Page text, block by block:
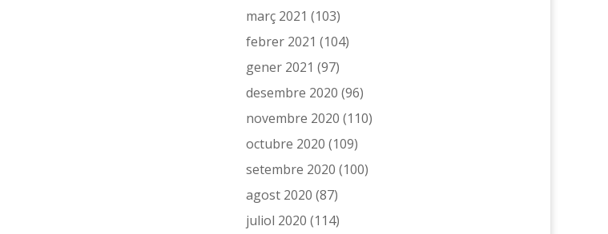
març 2021 (103)
febrer 2021 (104)
gener 2021 (97)
desembre 2020 (96)
novembre 2020 (110)
octubre 2020 (109)
setembre 2020 (100)
agost 2020 (87)
juliol 2020 (114)